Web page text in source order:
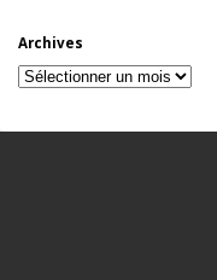
Archives
Archives